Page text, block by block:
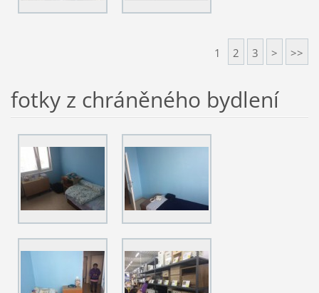
1 2 3 > >>
fotky z chráněného bydlení